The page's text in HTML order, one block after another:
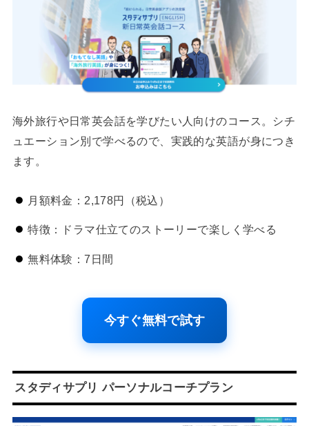
海外旅行や日常英会話を学びたい人向けのコース。シチ
ュエーション別で学べるので、実践的な英語が身につき
ます。
月額料金：2,178円（税込）
特徴：ドラマ仕立てのストーリーで楽しく学べる
無料体験：7日間
今すぐ無料で試す
スタディサプリ パーソナルコーチプラン